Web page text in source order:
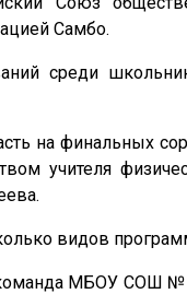
Самбо.
среди
на финальных
учителя
видов
МБОУ СОШ №